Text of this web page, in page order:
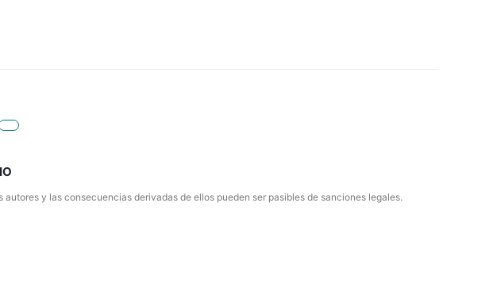
y las consecuencias derivadas de ellos pueden ser pasibles de sanciones legales.